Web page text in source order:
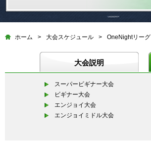
ホーム > 大会スケジュール > OneNightリーグ
大会説明
スーパービギナー大会
ビギナー大会
エンジョイ大会
エンジョイミドル大会